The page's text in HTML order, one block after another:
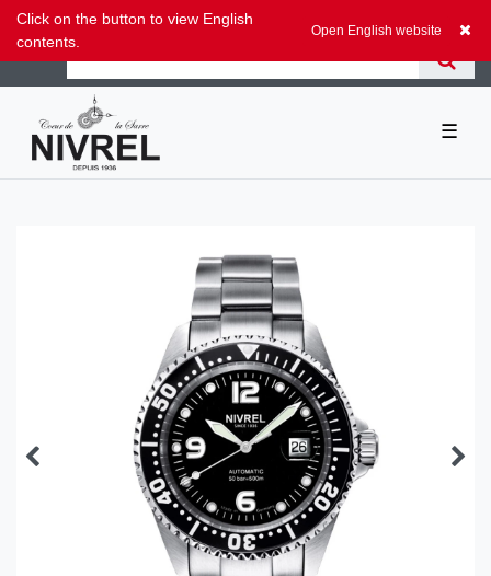
Click on the button to view English
contents.
Open English website
Zum Blog
☰